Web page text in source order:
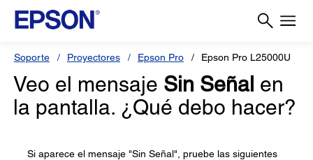
Soporte Proyectores Epson Pro Epson Pro L25000U
Veo el mensaje Sin Señal en
la pantalla. ¿Qué debo hacer?
Si aparece el mensaje "Sin Señal", pruebe las siguientes